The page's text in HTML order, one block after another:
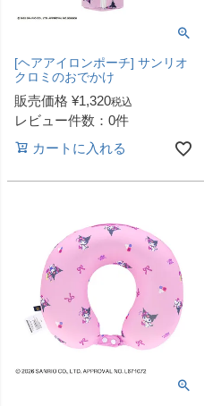
[ヘアアイロンポーチ] サンリオ
クロミのおでかけ
販売価格 ¥1,320税込
レビュー件数：0件
カートに入れる